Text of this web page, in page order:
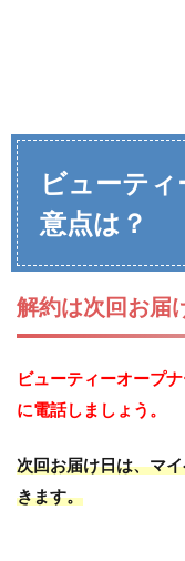
ビューテ
意点は？
解約は次回お届
ビューティーオープ
に電話しましょう。
次回お届け日は、マ
きます。